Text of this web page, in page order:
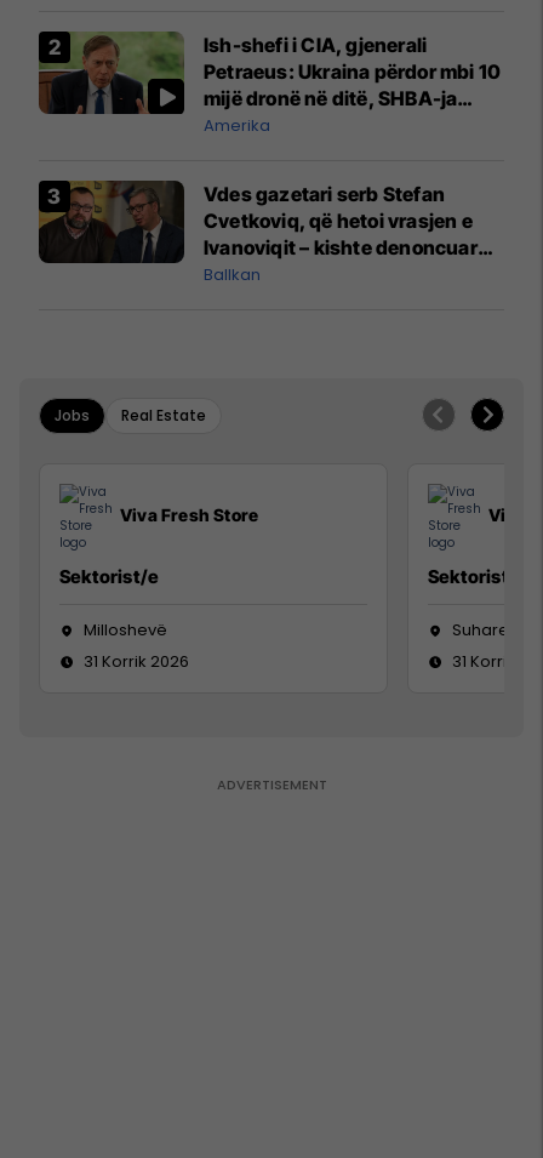
Ish-shefi i CIA, gjenerali
Petraeus: Ukraina përdor mbi 10
mijë dronë në ditë, SHBA-ja
mbetet shumë prapa në
Amerika
Vdes gazetari serb Stefan
Cvetkoviq, që hetoi vrasjen e
Ivanoviqit – kishte denoncuar
kërcënime ndaj vëllezërve
Ballkan
Jobs Real Estate
Viva Fresh Store
Sektorist/e
Milloshevë
31 Korrik 2026
Viva
Sektorist/e
Suharekë
31 Korrik